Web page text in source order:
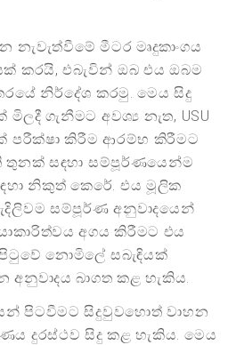
නැවැත්වීමේ මීටර මෘදුකාංගය
කරයි, එබැවින් ඔබ එය ඔබම
නිර්දේශ කරමු. මෙය සිදු
ගැනීමට අවශ්‍ය නැත, USU
පරීක්ෂා කිරීම ආරම්භ කිරීමට
තුනක් සඳහා සම්පූර්ණයෙන්ම
නිකුත් කෙරේ. එය මූලික
සම්පූර්ණ අනුවාදයෙන්
අගය කිරීමට එය
පිටුවේ නොමිලේ සබැඳියක්
අනුවාදය බාගත කළ හැකිය.
පිටවීමට සිදුවුවහොත් වාහන
දුරස්ථව සිදු කළ හැකිය. මෙය